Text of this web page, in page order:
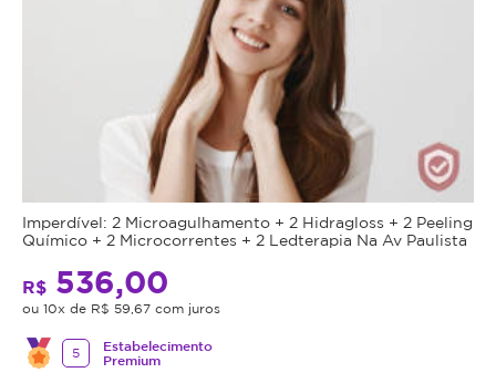
Imperdível: 2 Microagulhamento + 2 Hidragloss + 2 Peeling
Químico + 2 Microcorrentes + 2 Ledterapia Na Av Paulista
R$ 536,00
ou 10x de R$ 59,67 com juros
5
Estabelecimento
Premium